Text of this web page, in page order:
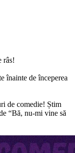
râs!
înainte de începerea
de comedie! Știm
“Bă, nu-mi vine să